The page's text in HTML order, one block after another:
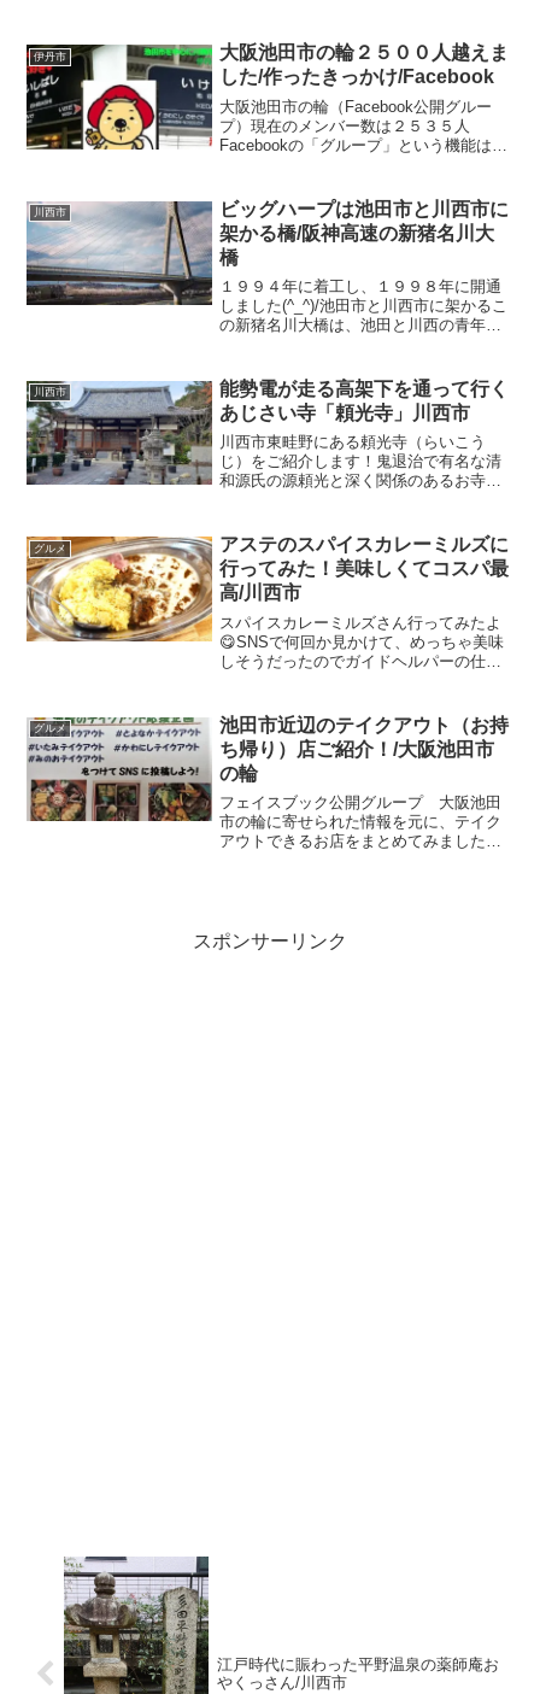
道なのでのどか～な感じですけど♪車はよ
く通るし、住宅...
伊丹市
大阪池田市の輪２５００人越えま
した/作ったきっかけ/Facebook
大阪池田市の輪（Facebook公開グルー
プ）現在のメンバー数は２５３５人
Facebookの「グループ」という機能は一
です。私が「大阪池田市の輪」を作った
のは２０１５年...
川西市
ビッグハープは池田市と川西市に
架かる橋/阪神高速の新猪名川大
橋
１９９４年に着工し、１９９８年に開通
しました(^_^)/池田市と川西市に架かるこ
の新猪名川大橋は、池田と川西の青年会
グハープと名付けられました。景観や心
理的に自然な安定...
川西市
能勢電が走る高架下を通って行く
あじさい寺「頼光寺」川西市
川西市東畦野にある頼光寺（らいこう
じ）をご紹介します！鬼退治で有名な清
和源氏の源頼光と深く関係のあるお寺で
名美女丸）■住 所 兵庫県川西市東畦野
２丁目１７番地２号■...
グルメ
アステのスパイスカレーミルズに
行ってみた！美味しくてコスパ最
高/川西市
スパイスカレーミルズさん行ってみたよ
😋SNSで何回か見かけて、めっちゃ美味
しそうだったのでガイドヘルパーの仕事
っぱいo(^-^)oﾜｸﾜｸお店の情報【住所】兵
庫県川西市...
グルメ
池田市近辺のテイクアウト（お持
ち帰り）店ご紹介！/大阪池田市
の輪
フェイスブック公開グループ 大阪池田
市の輪に寄せられた情報を元に、テイク
アウトできるお店をまとめてみました。
スポンサーリンク
江戸時代に賑わった平野温泉の薬師庵お
やくっさん/川西市